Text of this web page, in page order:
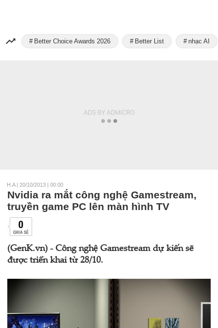
Better Choice Awards 2026 Better List nhạc AI
H.A | 20/10/2013 | 00:00
Nvidia ra mắt công nghệ Gamestream,
truyền game PC lên màn hình TV
0
CHIA SẺ
(GenK.vn) - Công nghệ Gamestream dự kiến sẽ
được triển khai từ 28/10.